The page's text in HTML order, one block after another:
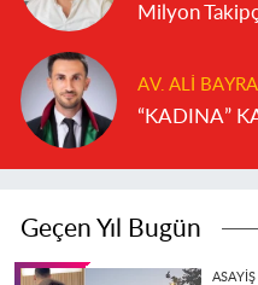
Milyon
AV. ALI
“KADINA”
Geçen Yıl Bugün
ASAYIŞ